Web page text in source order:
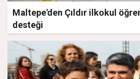
Maltepe'den Çıldır ilkokul
desteği